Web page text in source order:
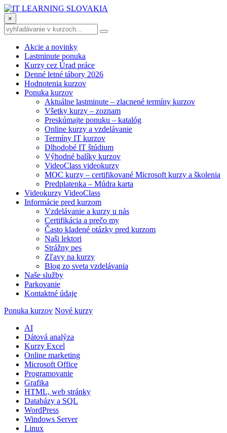
×
Akcie a novinky
Lastminute ponuka
Kurzy cez Úrad práce
Denné letné tábory 2026
Hodnotenia kurzov
Ponuka kurzov
Aktuálne lastminute – zlacnené termíny kurzov
Všetky kurzy – zoznam
Preskúmajte ponuku – katalóg
Online kurzy a vzdelávanie
Termíny IT kurzov
Dlhodobé IT štúdium
Výhodné balíky kurzov
VideoClass videokurzy
MOC kurzy – certifikované Microsoft kurzy a školenia
Predplatenka – Múdra karta
Videokurzy VideoClass
Informácie pred kurzom
Vzdelávanie a kurzy u nás
Certifikácia a prečo my
Často kladené otázky pred kurzom
Naši lektori
Strážny pes
Zľavy na kurzy
Blog zo sveta vzdelávania
Naše služby
Parkovanie
Kontaktné údaje
Ponuka kurzov Nové kurzy
AI
Dátová analýza
Kurzy Excel
Online marketing
Microsoft Office
Programovanie
Grafika
HTML, web stránky
Databázy a SQL
WordPress
Windows Server
Linux